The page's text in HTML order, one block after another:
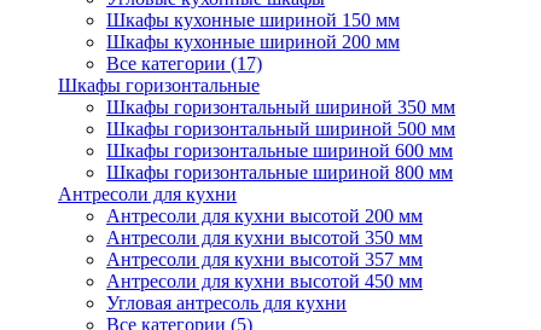
Шкафы кухонные шириной 150 мм
Шкафы кухонные шириной 200 мм
Все категории (17)
Шкафы горизонтальные
Шкафы горизонтальный шириной 350 мм
Шкафы горизонтальный шириной 500 мм
Шкафы горизонтальные шириной 600 мм
Шкафы горизонтальные шириной 800 мм
Антресоли для кухни
Антресоли для кухни высотой 200 мм
Антресоли для кухни высотой 350 мм
Антресоли для кухни высотой 357 мм
Антресоли для кухни высотой 450 мм
Угловая антресоль для кухни
Все категории (5)